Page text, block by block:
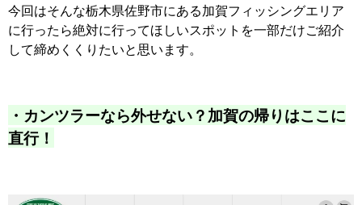
今回はそんな栃木県佐野市にある加賀フィッシングエリア
に行ったら絶対に行ってほしいスポットを一部だけご紹介
して締めくくりたいと思います。
・カンツラーなら外せない？加賀の帰りはここに
直行！